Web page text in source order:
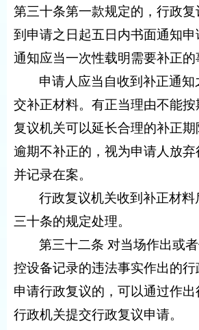
第三十条第一款规定的，行政
到申请之日起五日内书面通知
通知应当一次性载明需要补正的
申请人应当自收到补正通
交补正材料。有正当理由不能
复议机关可以延长合理的补正
逾期不补正的，视为申请人放弃
并记录在案。
行政复议机关收到补正材
三十条的规定处理。
第三十二条 对当场作出或
控设备记录的违法事实作出的
申请行政复议的，可以通过作
行政机关提交行政复议申请。